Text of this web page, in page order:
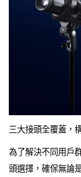
三大接頭全覆蓋，
為了解決不同用戶
頭選擇，確保無論